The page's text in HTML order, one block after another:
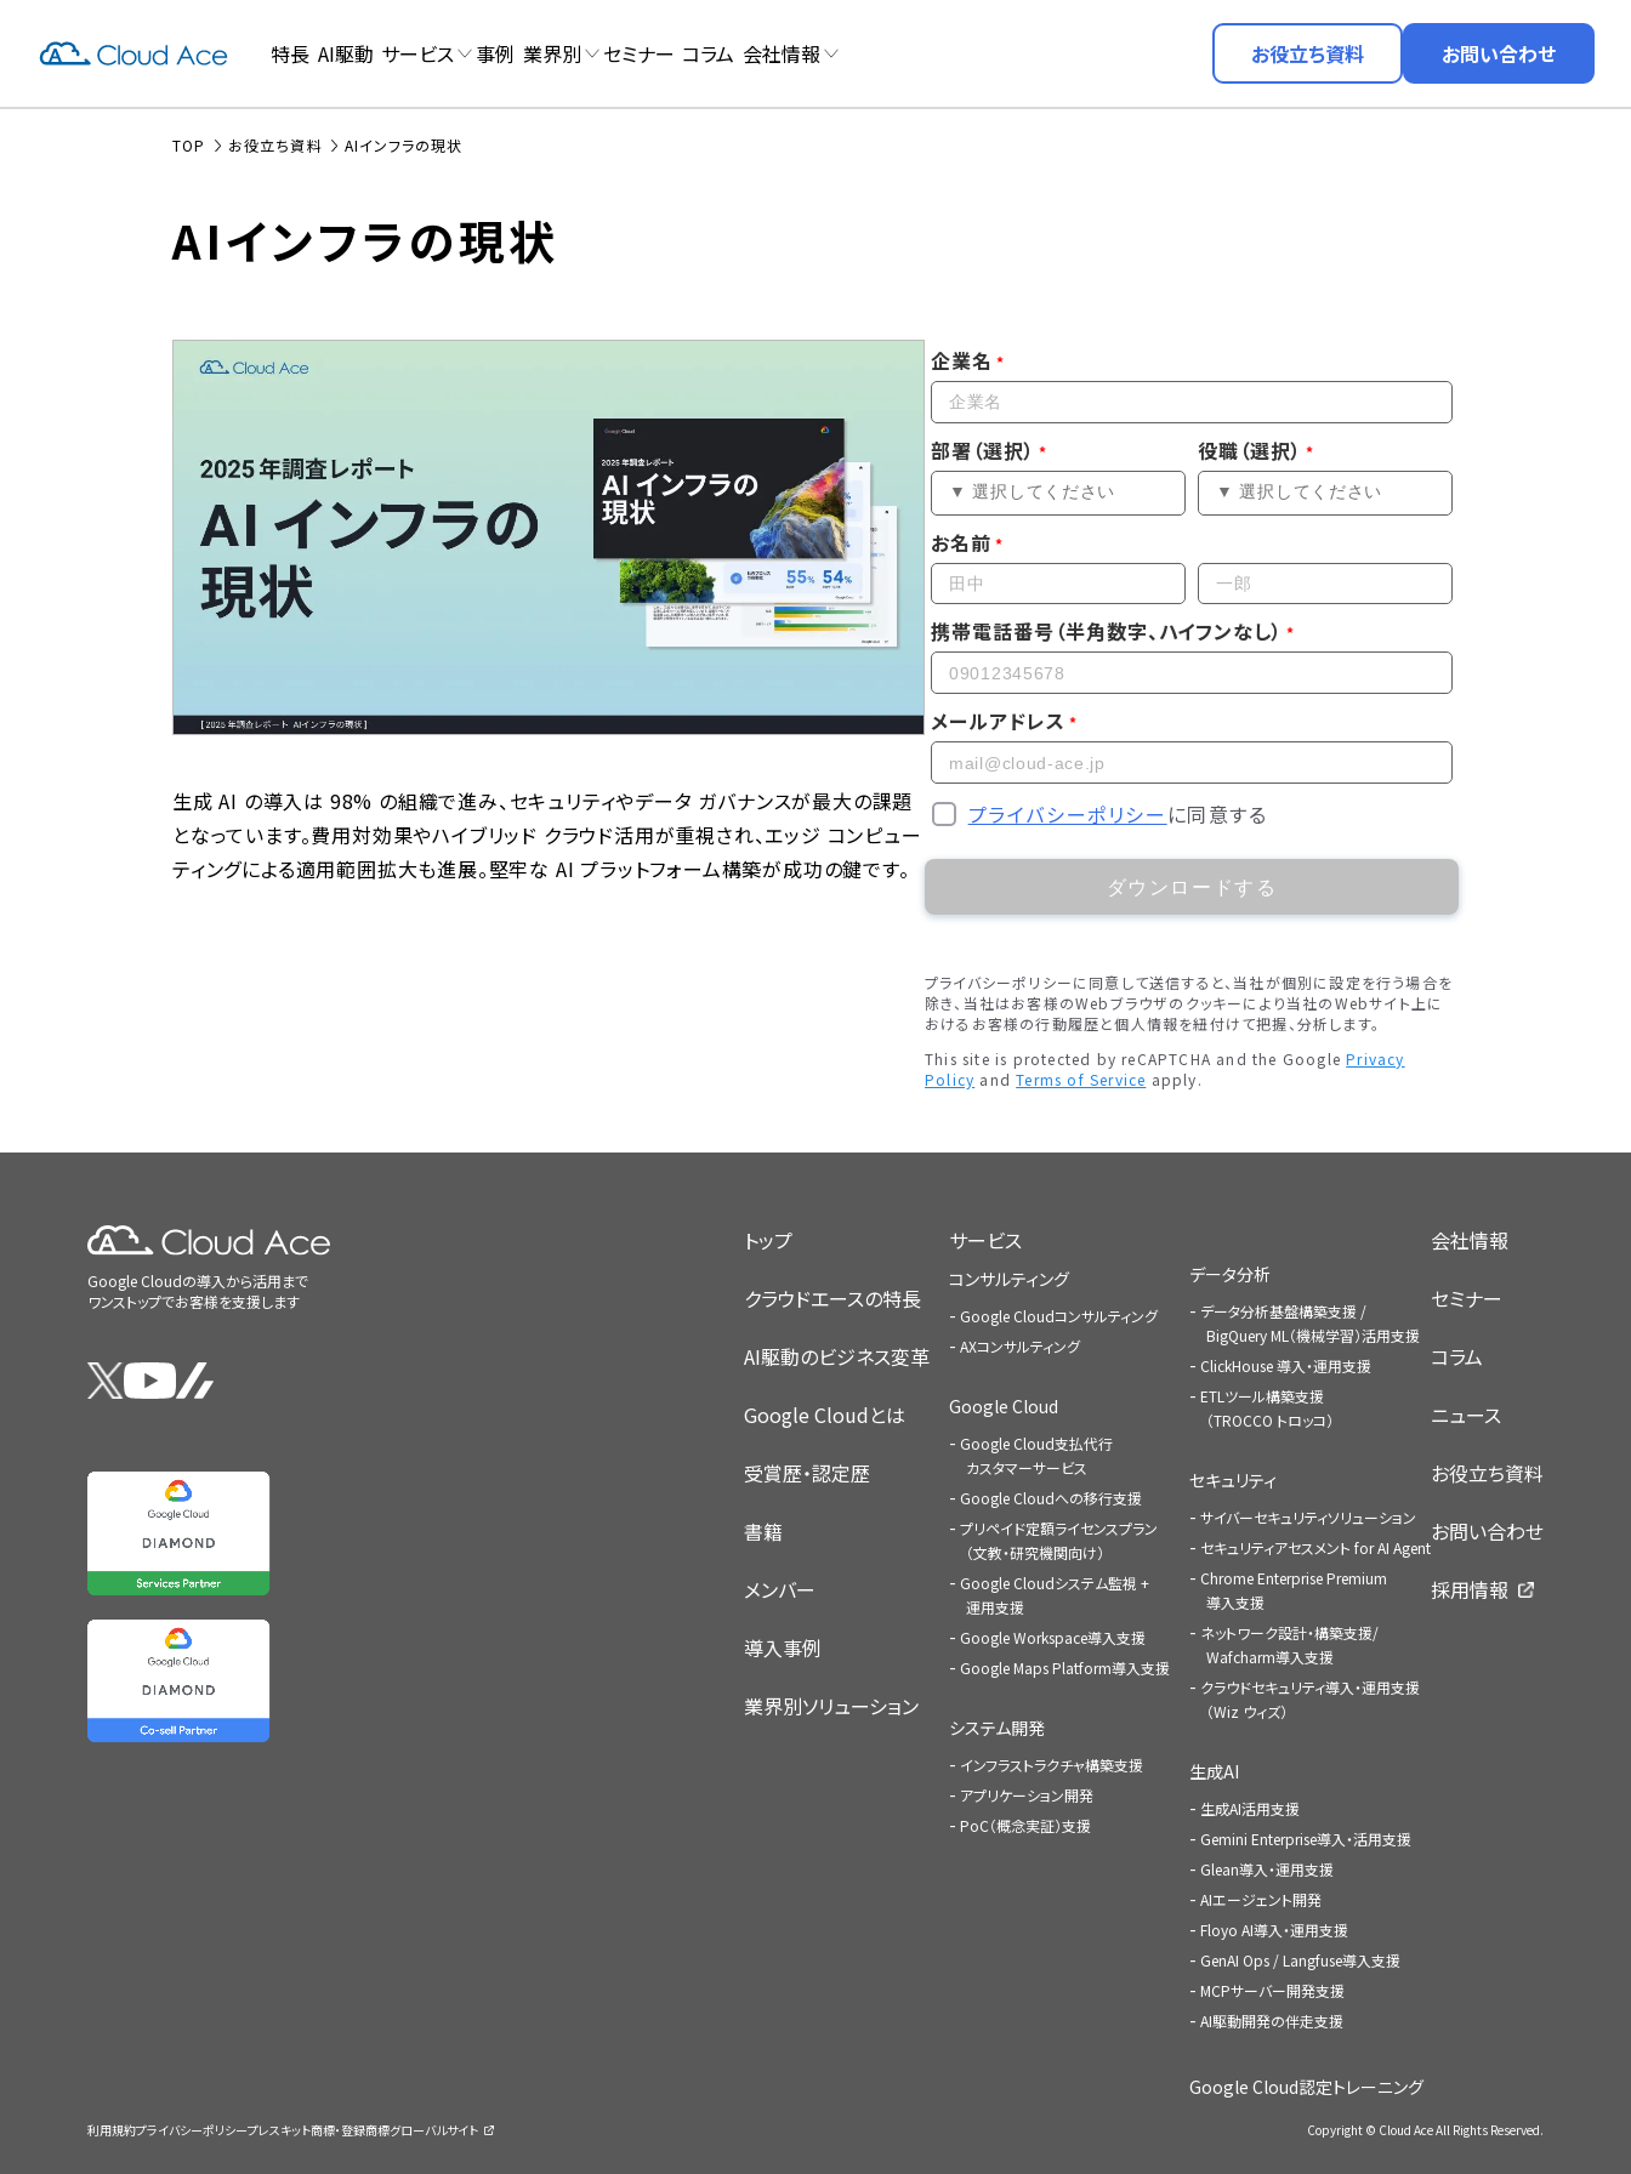
特長 AI駆動 サービス 事例 業界別 セミナー コラム 会社情報 お役立ち資料 お問い合わせ
TOP お役立ち資料 AIインフラの現状
AIインフラの現状
生成 AI の導入は 98% の組織で進み、セキュリティやデータ ガバナンスが最大の課題
となっています。費用対効果やハイブリッド クラウド活用が重視され、エッジ コンピュー
ティングによる適用範囲拡大も進展。堅牢な AI プラットフォーム構築が成功の鍵です。
企業名
部署（選択） 役職（選択）
お名前
携帯電話番号（半角数字、ハイフンなし）
メールアドレス
プライバシーポリシー に同意する
ダウンロードする
プライバシーポリシーに同意して送信すると、当社が個別に設定を行う場合を
除き、当社はお客様のWebブラウザのクッキーにより当社のWebサイト上に
おけるお客様の行動履歴と個人情報を紐付けて把握、分析します。
This site is protected by reCAPTCHA and the GooglePrivacy
Policy andTerms of Service apply.
Google Cloudの導入から活用まで
ワンストップでお客様を支援します
トップ
クラウドエースの特長
AI駆動のビジネス変革
Google Cloudとは
受賞歴・認定歴
書籍
メンバー
導入事例
業界別ソリューション
サービス
コンサルティング
Google Cloudコンサルティング
AXコンサルティング
Google Cloud
Google Cloud支払代行
カスタマーサービス
Google Cloudへの移行支援
プリペイド定額ライセンスプラン
（文教・研究機関向け）
Google Cloudシステム監視 +
運用支援
Google Workspace導入支援
Google Maps Platform導入支援
システム開発
インフラストラクチャ構築支援
アプリケーション開発
PoC（概念実証）支援
データ分析
データ分析基盤構築支援 /
BigQuery ML（機械学習）活用支援
ClickHouse 導入・運用支援
ETLツール構築支援
（TROCCO トロッコ）
セキュリティ
サイバーセキュリティソリューション
セキュリティアセスメント for AI Agent
Chrome Enterprise Premium
導入支援
ネットワーク設計・構築支援/
Wafcharm導入支援
クラウドセキュリティ導入・運用支援
（Wiz ウィズ）
生成AI
生成AI活用支援
Gemini Enterprise導入・活用支援
Glean導入・運用支援
AIエージェント開発
Floyo AI導入・運用支援
GenAI Ops / Langfuse導入支援
MCPサーバー開発支援
AI駆動開発の伴走支援
Google Cloud認定トレーニング
会社情報
セミナー
コラム
ニュース
お役立ち資料
お問い合わせ
採用情報
利用規約プライバシーポリシープレスキット商標・登録商標グローバルサイト Copyright © Cloud Ace All Rights Reserved.